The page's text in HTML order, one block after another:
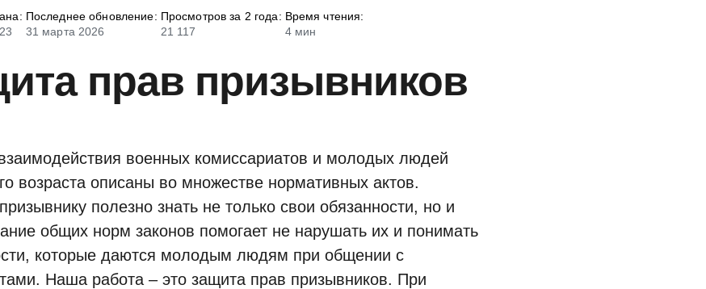
Последнее обновление:
31 марта 2026
Просмотров за 2 года:
21 117
Время чтения:
4 мин
прав призывников
военных комиссариатов и молодых людей
возраста описаны во множестве нормативных актов.
полезно знать не только свои обязанности, но и
общих норм законов помогает не нарушать их и понимать
которые даются молодым людям при общении с
Наша работа – это защита прав призывников. При